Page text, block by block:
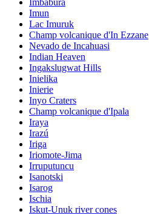
Imun
Lac Imuruk
Champ volcanique d'In Ezzane
Nevado de Incahuasi
Indian Heaven
Ingakslugwat Hills
Inielika
Inierie
Inyo Craters
Champ volcanique d'Ipala
Iraya
Irazú
Iriga
Iriomote-Jima
Irruputuncu
Isanotski
Isarog
Ischia
Iskut-Unuk river cones